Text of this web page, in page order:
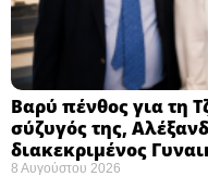
Βαρύ πένθος για τη
σύζυγός της,
διακεκριμένος
8 Αυγούστου 2026